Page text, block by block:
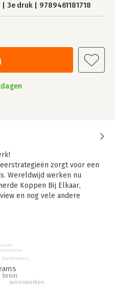
3e druk 9789461181718
zorgt voor een
Wereldwijd werken nu
Koppen Bij Elkaar,
en nog vele andere
klimaat op de school
zorgzame leeromgeving. De
dit boek maken het de leraar
het werken met
open te zetten.
brein
samenwerken
klasbouwers